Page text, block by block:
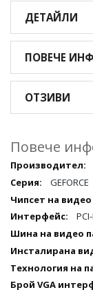
ДЕТАЙЛИ
ПОВЕЧЕ
ОТЗИВИ
Повече
Повече
информация
qqq
GEFORCE